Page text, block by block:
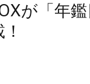
が「年